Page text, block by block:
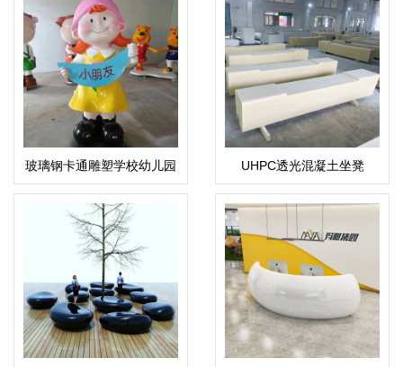
玻璃钢卡通雕塑学校幼儿园
公园摆件
UHPC透光混凝土坐凳
UHPC户外景观休闲凳子